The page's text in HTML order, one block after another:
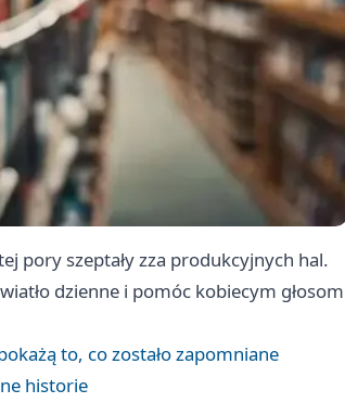
pory szeptały zza produkcyjnych hal.
dzienne i pomóc kobiecym głosom
to, co zostało zapomniane
historie